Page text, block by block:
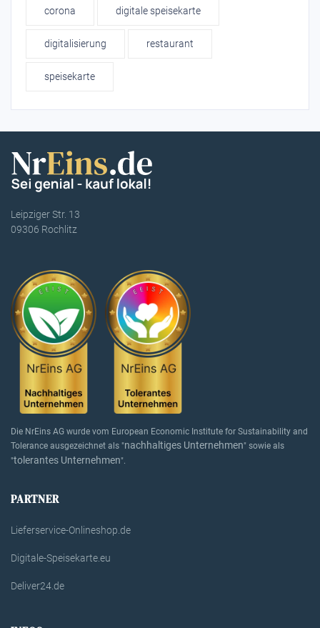
corona digitale speisekarte
digitalisierung restaurant
speisekarte
Leipziger Str. 13
09306 Rochlitz
Die NrEins AG wurde vom European Economic Institute for Sustainability and
Tolerance ausgezeichnet als "nachhaltiges Unternehmen" sowie als
"tolerantes Unternehmen".
PARTNER
Lieferservice-Onlineshop.de
Digitale-Speisekarte.eu
Deliver24.de